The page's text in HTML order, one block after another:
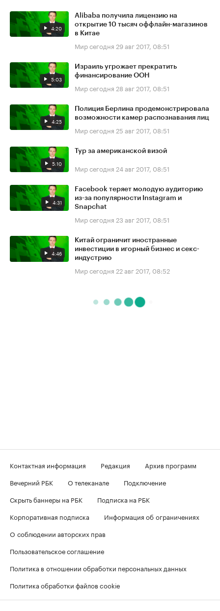
4:20
Alibaba получила лицензию на
открытие 10 тысяч оффлайн-магазинов
в Китае
Мир сегодня 29 авг 2017, 08:51
5:03
Израиль угрожает прекратить
финансирование ООН
Мир сегодня 28 авг 2017, 08:51
4:25
Полиция Берлина продемонстрировала
возможности камер распознавания лиц
Мир сегодня 25 авг 2017, 08:51
5:10
Тур за американской визой
Мир сегодня 24 авг 2017, 08:51
4:31
Facebook теряет молодую аудиторию
из-за популярности Instagram и
Snapchat
Мир сегодня 23 авг 2017, 08:51
4:46
Китай ограничит иностранные
инвестиции в игорный бизнес и секс-
индустрию
Мир сегодня 22 авг 2017, 08:52
Контактная информация Редакция
Архив программ
Вечерний РБК
О телеканале
Подключение
Скрыть баннеры на РБК
Подписка на РБК
Корпоративная подписка
Информация об ограничениях
О соблюдении авторских прав
Пользовательское соглашение
Политика в отношении обработки персональных данных
Политика обработки файлов cookie